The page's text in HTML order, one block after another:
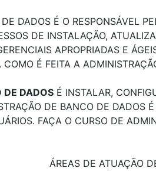
DADOS É O RESPONSÁVEL
DE INSTALAÇÃO,
APROPRIADAS E
COMO É FEITA A
DE DADOS É INSTALAR,
DE BANCO DE DADOS
FAÇA O CURSO DE
ÁREAS DE ATUAÇÃO